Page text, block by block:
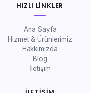
HIZLI LINKLER
Ana Sayfa
Hizmet & Ürünlerimiz
Hakkımızda
Blog
İletişim